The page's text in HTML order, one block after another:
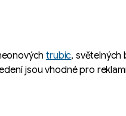
trubic, světelných
jsou vhodné pro